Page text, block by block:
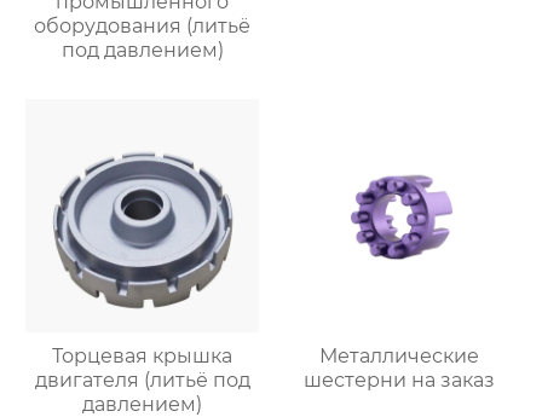
оборудования (литьё
под давлением)
Торцевая крышка
двигателя (литьё под
давлением)
Металлические
шестерни на заказ